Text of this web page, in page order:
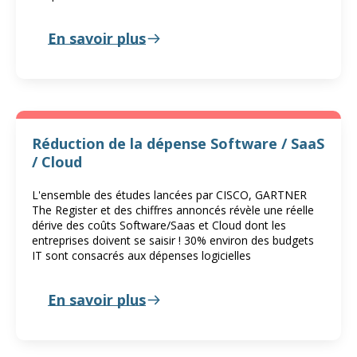
En savoir plus
Réduction de la dépense Software / SaaS
/ Cloud
L'ensemble des études lancées par CISCO, GARTNER
The Register et des chiffres annoncés révèle une réelle
dérive des coûts Software/Saas et Cloud dont les
entreprises doivent se saisir ! 30% environ des budgets
IT sont consacrés aux dépenses logicielles
En savoir plus